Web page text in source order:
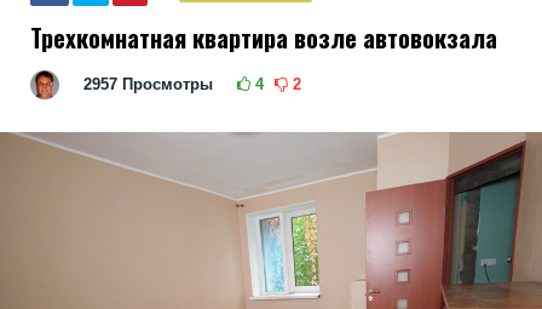
Трехкомнатная квартира возле автовокзала
2957 Просмотры 4 2